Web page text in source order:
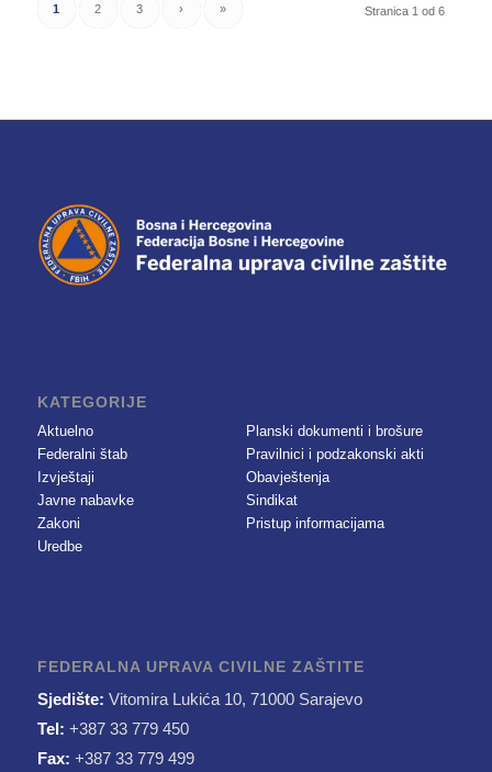
Stranica 1 od 6
1 2 3 › »
KATEGORIJE
Aktuelno
Federalni štab
Izvještaji
Javne nabavke
Zakoni
Uredbe
Planski dokumenti i brošure
Pravilnici i podzakonski akti
Obavještenja
Sindikat
Pristup informacijama
FEDERALNA UPRAVA CIVILNE ZAŠTITE
Sjedište: Vitomira Lukića 10, 71000 Sarajevo
Tel: +387 33 779 450
Fax: +387 33 779 499